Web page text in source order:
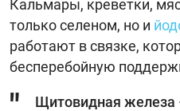
Кальмары, креветки,
только селеном, но и
работают в связке,
бесперебойную
Щитовидная железа